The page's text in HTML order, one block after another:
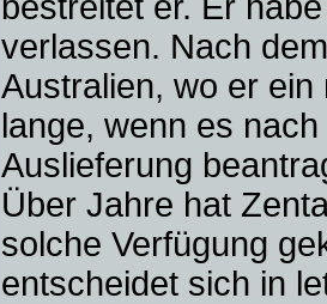
verlassen. Nach
Australien, wo er
lange, wenn es
Auslieferung
Über Jahre hat
solche Verfügung
entscheidet sich in